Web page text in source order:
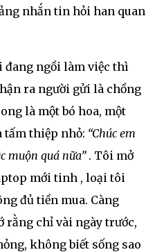
nhắn tin hỏi han quan
đang ngồi làm việc thì
ra người gửi là chồng
là một bó hoa, một
tấm thiệp nhỏ: “Chúc em
muộn quá nữa” . Tôi mở
mới tinh , loại tôi
đủ tiền mua. Càng
rằng chỉ vài ngày trước,
không biết sống sao